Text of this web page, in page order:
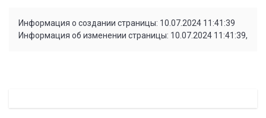
Информация о создании страницы: 10.07.2024 11:41:39
Информация об изменении страницы: 10.07.2024 11:41:39,